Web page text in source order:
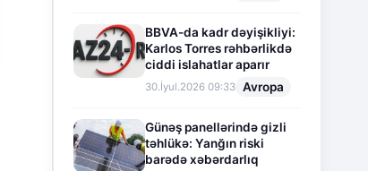
BBVA-da kadr dəyişikliyi:
Karlos Torres rəhbərlikdə
ciddi islahatlar aparır
30.İyul.2026 09:33 Avropa
Günəş panellərində gizli
təhlükə: Yanğın riski
barədə xəbərdarlıq